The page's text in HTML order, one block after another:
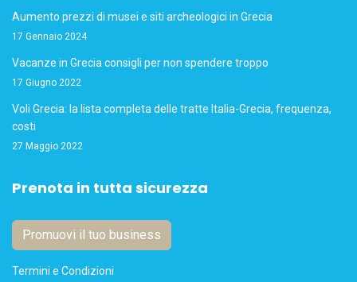
Aumento prezzi di musei e siti archeologici in Grecia
17 Gennaio 2024
Vacanze in Grecia consigli per non spendere troppo
17 Giugno 2022
Voli Grecia: la lista completa delle tratte Italia-Grecia, frequenza,
costi
27 Maggio 2022
Prenota in tutta sicurezza
Promuovi il tuo business
Termini e Condizioni